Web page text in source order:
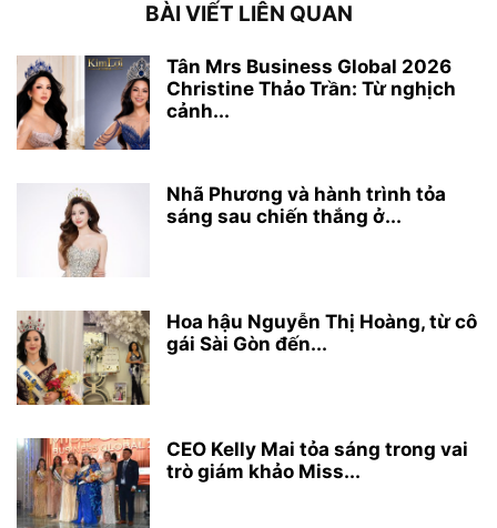
BÀI VIẾT LIÊN QUAN
Tân Mrs Business Global 2026
Christine Thảo Trần: Từ nghịch
cảnh...
Nhã Phương và hành trình tỏa
sáng sau chiến thắng ở...
Hoa hậu Nguyễn Thị Hoàng, từ cô
gái Sài Gòn đến...
CEO Kelly Mai tỏa sáng trong vai
trò giám khảo Miss...